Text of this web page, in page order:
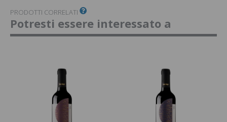
PRODOTTI CORRELATI
Potresti essere interessato a